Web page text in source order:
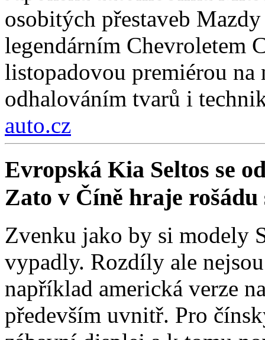
osobitých přestaveb
legendárním Chevroletem
listopadovou premiérou
odhalováním tvarů i
auto.cz
Evropská Kia Seltos se
Zato v Číně hraje
Zvenku jako by si modely
vypadly. Rozdíly ale
například americká verze
především uvnitř. Pro